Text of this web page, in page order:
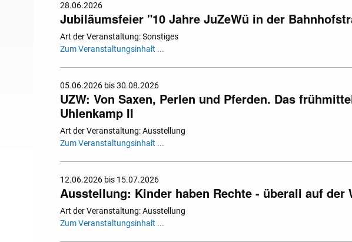
28.06.2026
Jubiläumsfeier "10 Jahre JuZeWü in der
Art der Veranstaltung: Sonstiges
Zum Veranstaltungsinhalt ...
05.06.2026 bis 30.08.2026
UZW: Von Saxen, Perlen und Pferden. Das
Uhlenkamp II
Art der Veranstaltung: Ausstellung
Zum Veranstaltungsinhalt ...
12.06.2026 bis 15.07.2026
Ausstellung: Kinder haben Rechte - überall auf der
Art der Veranstaltung: Ausstellung
Zum Veranstaltungsinhalt ...